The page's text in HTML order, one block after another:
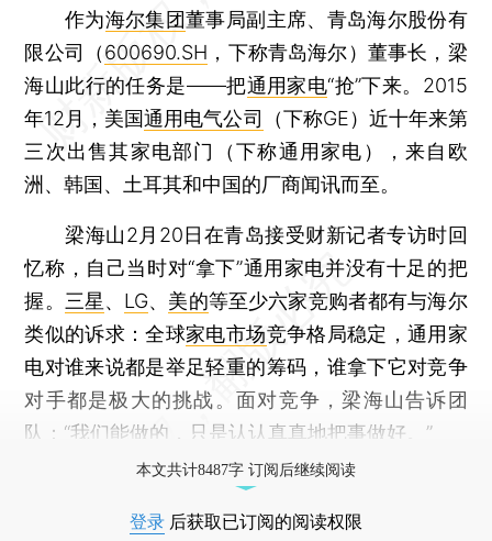
作为海尔集团董事局副主席、青岛海尔股份有
限公司（600690.SH ，下称青岛海尔）董事长，梁
海山此行的任务是——把通用家电“抢”下来。2015
年12月，美国通用电气公司
（下称GE）近十年来第
三次出售其家电部门（下称通用家电），来自欧
洲、韩国、土耳其和中国的厂商闻讯而至。
梁海山2月20日在青岛接受财新记者专访时回
忆称，自己当时对“拿下”通用家电并没有十足的把
握。 三星、 LG、 美的等至少六家竞购者都有与海尔
类似的诉求：全球家电市场竞争格局稳定，通用家
电对谁来说都是举足轻重的筹码，谁拿下它对竞争
对手都是极大的挑战。面对竞争，梁海山告诉团
队：“我们能做的，只是认认真真地把事做好。”
本文共计8487字 订阅后继续阅读
登录 后获取已订阅的阅读权限